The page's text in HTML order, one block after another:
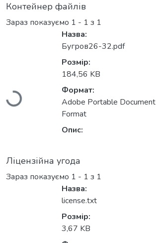
Контейнер файлів
Зараз показуємо 1 - 1 з 1
Вантажиться...
Назва:
Бугров26-32.pdf
Розмір:
184,56 KB
Формат:
Adobe Portable Document
Format
Опис:
Ліцензійна угода
Зараз показуємо 1 - 1 з 1
Назва:
license.txt
Розмір:
3,67 KB